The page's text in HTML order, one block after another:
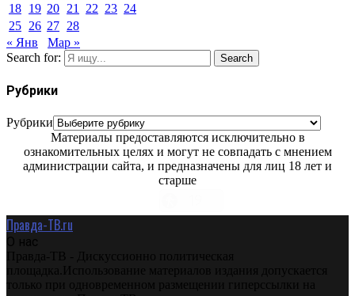
18 19 20 21 22 23 24
25 26 27 28
« Янв
Мар »
Search for:
Search
Рубрики
Рубрики
Материалы предоставляются исключительно в
ознакомительных целях и могут не совпадать с мнением
администрации сайта, и предназначены для лиц 18 лет и
старше
Правда-ТВ.ru
О нас
Правда-ТВ - Дискуссионно политическая
площадка.Использование материалов издания допускается
только при одновременном размещении гиперссылки на